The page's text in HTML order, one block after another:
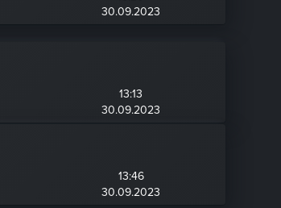
30.09.2023
13:13
30.09.2023
13:46
30.09.2023